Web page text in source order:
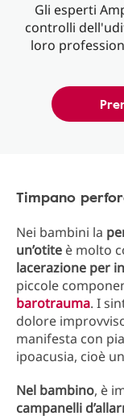
Gli esperti
controlli
loro
Timpano
Nei bambini la
un’otite è molto
lacerazione per
piccole
barotrauma. I
dolore
manifesta con
ipoacusia, cioè
Nel bambino, è
campanelli